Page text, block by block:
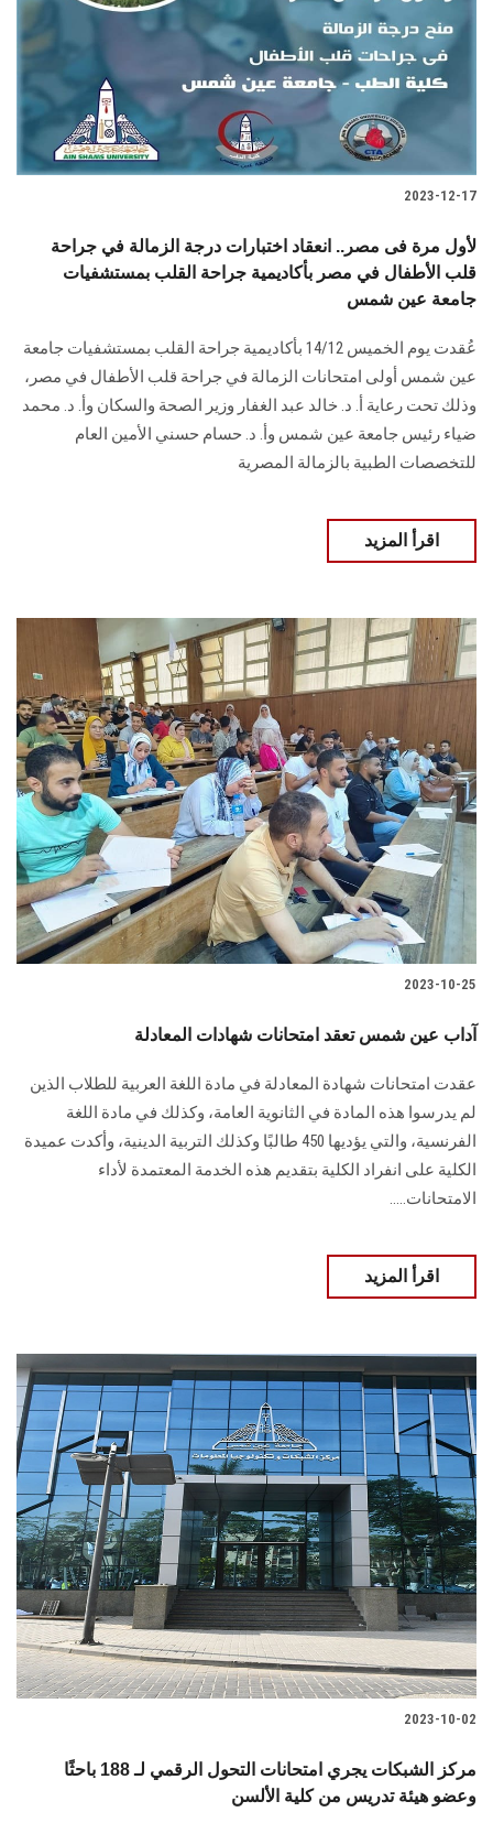
2023-12-17
لأول مرة فى مصر.. انعقاد اختبارات درجة الزمالة في جراحة
قلب الأطفال في مصر بأكاديمية جراحة القلب بمستشفيات
جامعة عين شمس
عُقدت يوم الخميس 14/12 بأكاديمية جراحة القلب بمستشفيات جامعة
عين شمس أولى امتحانات الزمالة في جراحة قلب الأطفال في مصر،
وذلك تحت رعاية أ. د. خالد عبد الغفار وزير الصحة والسكان وأ. د. محمد
ضياء رئيس جامعة عين شمس وأ. د. حسام حسني الأمين العام
للتخصصات الطبية بالزمالة المصرية
اقرأ المزيد
2023-10-25
آداب عين شمس تعقد امتحانات شهادات المعادلة
عقدت امتحانات شهادة المعادلة في مادة اللغة العربية للطلاب الذين
لم يدرسوا هذه المادة في الثانوية العامة، وكذلك في مادة اللغة
الفرنسية، والتي يؤديها 450 طالبًا وكذلك التربية الدينية، وأكدت عميدة
الكلية على انفراد الكلية بتقديم هذه الخدمة المعتمدة لأداء
الامتحانات.....
اقرأ المزيد
2023-10-02
مركز الشبكات يجري امتحانات التحول الرقمي لـ 188 باحثًا
وعضو هيئة تدريس من كلية الألسن